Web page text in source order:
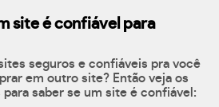
site é confiável para
seguros e confiáveis pra você
em outro site? Então veja os
saber se um site é confiável: